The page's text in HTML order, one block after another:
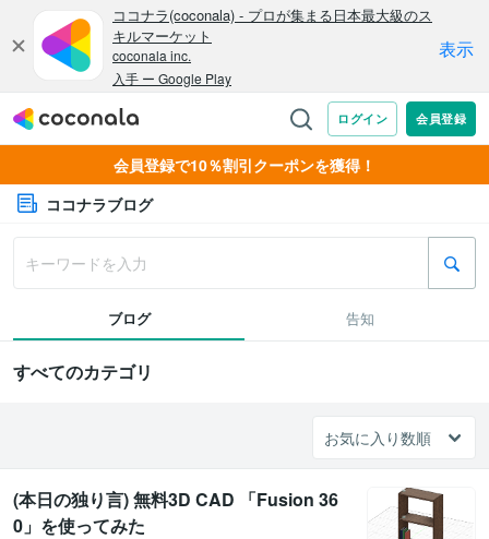
会員登録で10％割引クーポンを獲得！
ココナラブログ
ブログ 告知
すべてのカテゴリ
(本日の独り言) 無料3D CAD 「Fusion 36
0」を使ってみた